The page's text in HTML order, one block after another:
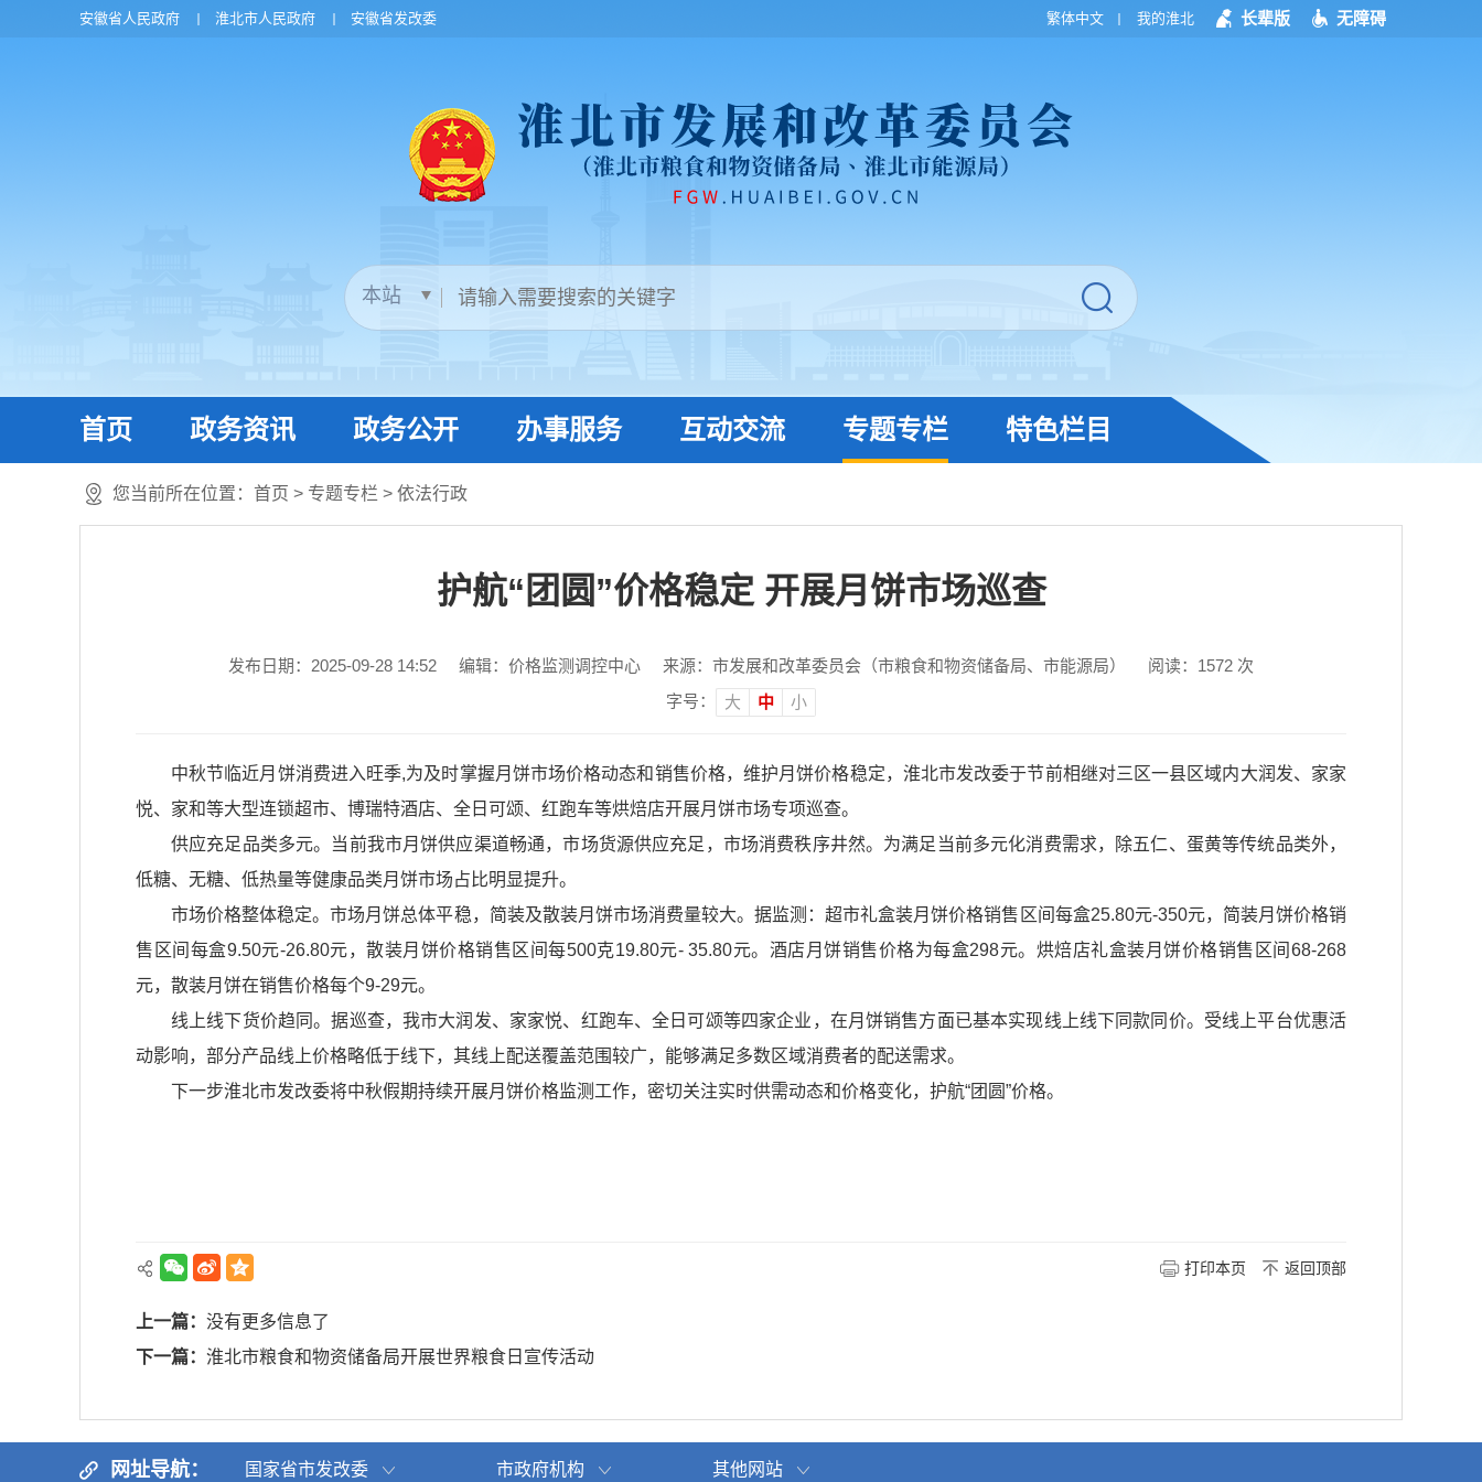
安徽省人民政府 淮北市人民政府 安徽省发改委 繁体中文 我的淮北 长辈版 无障碍
首页 政务资讯 政务公开 办事服务 互动交流 专题专栏 特色栏目
您当前所在位置： 首页 > 专题专栏 > 依法行政
护航“团圆”价格稳定 开展月饼市场巡查
发布日期：2025-09-28 14:52 编辑：价格监测调控中心 来源：市发展和改革委员会（市粮食和物资储备局、市能源局） 阅读： 1572 次
字号：
大 中 小
中秋节临近月饼消费进入旺季,为及时掌握月饼市场价格动态和销售价格，维护月饼价格稳定，淮北市发改委于节前相继对三区一县区域内大润发、家家
悦、家和等大型连锁超市、博瑞特酒店、全日可颂、红跑车等烘焙店开展月饼市场专项巡查。
供应充足品类多元。当前我市月饼供应渠道畅通，市场货源供应充足，市场消费秩序井然。为满足当前多元化消费需求，除五仁、蛋黄等传统品类外，
低糖、无糖、低热量等健康品类月饼市场占比明显提升。
市场价格整体稳定。市场月饼总体平稳，简装及散装月饼市场消费量较大。据监测：超市礼盒装月饼价格销售区间每盒25.80元-350元，简装月饼价格销
售区间每盒9.50元-26.80元，散装月饼价格销售区间每500克19.80元- 35.80元。酒店月饼销售价格为每盒298元。烘焙店礼盒装月饼价格销售区间68-268
元，散装月饼在销售价格每个9-29元。
线上线下货价趋同。据巡查，我市大润发、家家悦、红跑车、全日可颂等四家企业，在月饼销售方面已基本实现线上线下同款同价。受线上平台优惠活
动影响，部分产品线上价格略低于线下，其线上配送覆盖范围较广，能够满足多数区域消费者的配送需求。
下一步淮北市发改委将中秋假期持续开展月饼价格监测工作，密切关注实时供需动态和价格变化，护航“团圆”价格。
打印本页 返回顶部
上一篇： 没有更多信息了
下一篇： 淮北市粮食和物资储备局开展世界粮食日宣传活动
网址导航： 国家省市发改委 市政府机构 其他网站